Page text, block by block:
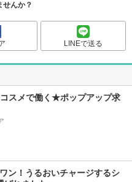
せんか？
LINEで送る
スメで働く★ポップアップ求
ン！うるおいチャージするシ